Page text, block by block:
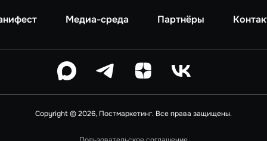
Медиа-среда Партнёры
Copyright © 2026, Постмаркетинг. Все права защищены.